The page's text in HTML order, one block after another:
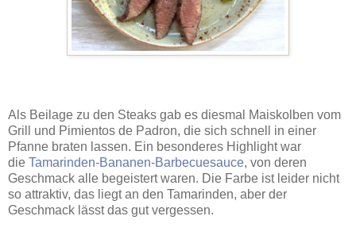
Als Beilage zu den Steaks gab es diesmal Maiskolben vom
Grill und Pimientos de Padron, die sich schnell in einer
Pfanne braten lassen. Ein besonderes Highlight war
die Tamarinden-Bananen-Barbecuesauce, von deren
Geschmack alle begeistert waren. Die Farbe ist leider nicht
so attraktiv, das liegt an den Tamarinden, aber der
Geschmack lässt das gut vergessen.